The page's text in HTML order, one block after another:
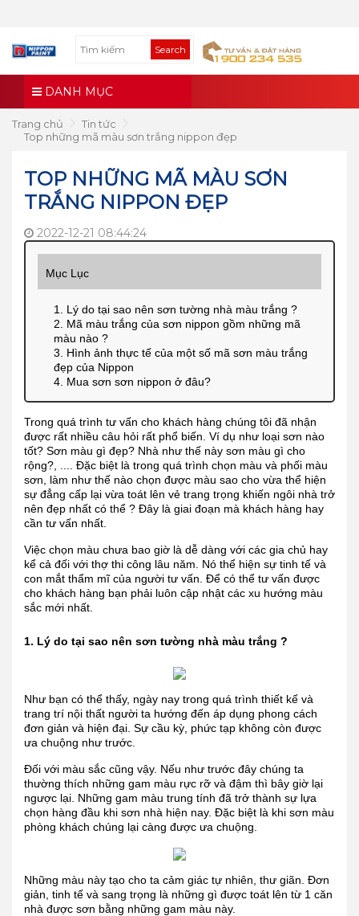
Search
DANH MỤC
Trang chủ
Tin tức
Top những mã màu sơn trắng nippon đẹp
TOP NHỮNG MÃ MÀU SƠN
TRẮNG NIPPON ĐẸP
2022-12-21 08:44:24
Mục Lục
1. Lý do tại sao nên sơn tường nhà màu trắng ?
2. Mã màu trắng của sơn nippon gồm những mã
màu nào ?
3. Hình ảnh thực tế của một số mã sơn màu trắng
đẹp của Nippon
4. Mua sơn sơn nippon ở đâu?
Trong quá trình tư vấn cho khách hàng chúng tôi đã nhận
được rất nhiều câu hỏi rất phổ biến. Ví dụ như loại sơn nào
tốt? Sơn màu gì đẹp? Nhà như thế này sơn màu gì cho
rộng?, .... Đặc biệt là trong quá trình chọn màu và phối màu
sơn, làm như thế nào chọn được màu sao cho vừa thể hiện
sự đẳng cấp lại vừa toát lên vẻ trang trọng khiến ngôi nhà trở
nên đẹp nhất có thể ? Đây là giai đoạn mà khách hàng hay
cần tư vấn nhất.
Việc chọn màu chưa bao giờ là dễ dàng với các gia chủ hay
kể cả đối với thợ thi công lâu năm. Nó thể hiện sự tinh tế và
con mắt thẩm mĩ của người tư vấn. Để có thể tư vấn được
cho khách hàng bạn phải luôn cập nhật các xu hướng màu
sắc mới nhất.
1. Lý do tại sao nên sơn tường nhà màu trắng ?
Như bạn có thể thấy, ngày nay trong quá trình thiết kế và
trang trí nội thất người ta hướng đến áp dụng phong cách
đơn giản và hiện đại. Sự cầu kỳ, phức tạp không còn được
ưa chuộng như trước.
Đối với màu sắc cũng vậy. Nếu như trước đây chúng ta
thường thích những gam màu rực rỡ và đậm thì bây giờ lại
ngược lại. Những gam màu trung tính đã trở thành sự lựa
chọn hàng đầu khi sơn nhà hiện nay. Đặc biệt là khi sơn màu
phòng khách chúng lại càng được ưa chuộng.
Những màu này tạo cho ta cảm giác tự nhiên, thư giãn. Đơn
giản, tinh tế và sang trọng là những gì được toát lên từ 1 căn
nhà được sơn bằng những gam màu này.